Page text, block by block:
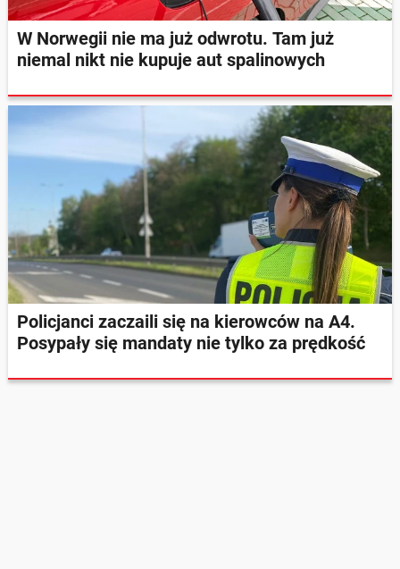
W Norwegii nie ma już odwrotu. Tam już
niemal nikt nie kupuje aut spalinowych
Policjanci zaczaili się na kierowców na A4.
Posypały się mandaty nie tylko za prędkość